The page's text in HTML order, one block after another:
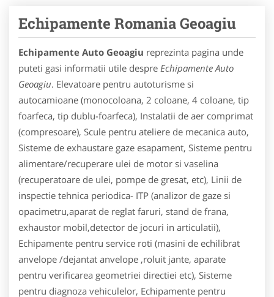
Echipamente Romania Geoagiu
Echipamente Auto Geoagiu reprezinta pagina unde
puteti gasi informatii utile despre Echipamente Auto
Geoagiu. Elevatoare pentru autoturisme si
autocamioane (monocoloana, 2 coloane, 4 coloane, tip
foarfeca, tip dublu-foarfeca), Instalatii de aer comprimat
(compresoare), Scule pentru ateliere de mecanica auto,
Sisteme de exhaustare gaze esapament, Sisteme pentru
alimentare/recuperare ulei de motor si vaselina
(recuperatoare de ulei, pompe de gresat, etc), Linii de
inspectie tehnica periodica- ITP (analizor de gaze si
opacimetru,aparat de reglat faruri, stand de frana,
exhaustor mobil,detector de jocuri in articulatii),
Echipamente pentru service roti (masini de echilibrat
anvelope /dejantat anvelope ,roluit jante, aparate
pentru verificarea geometriei directiei etc), Sisteme
pentru diagnoza vehiculelor, Echipamente pentru